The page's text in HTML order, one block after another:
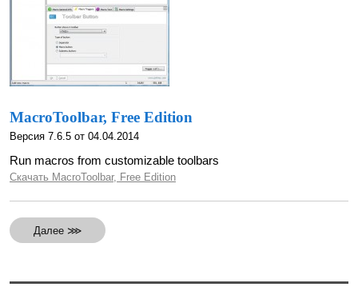
MacroToolbar, Free Edition
Версия 7.6.5 от 04.04.2014
Run macros from customizable toolbars
Скачать MacroToolbar, Free Edition
Далее ⋙